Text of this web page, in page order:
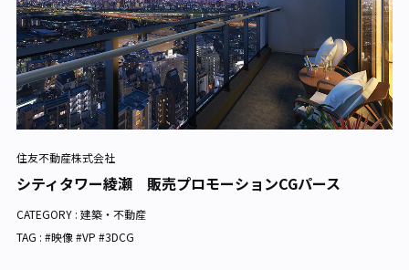
住友不動産株式会社
シティタワー綾瀬 販売プロモーションCGパース
CATEGORY : 建築・不動産
TAG : #映像 #VP #3DCG